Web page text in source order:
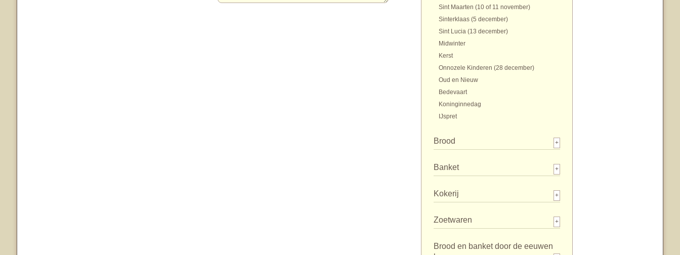
Sint Maarten (10 of 11 november)
Sinterklaas (5 december)
Sint Lucia (13 december)
Midwinter
Kerst
Onnozele Kinderen (28 december)
Oud en Nieuw
Bedevaart
Koninginnedag
IJspret
Brood +
Banket +
Kokerij +
Zoetwaren +
Brood en banket door de eeuwen